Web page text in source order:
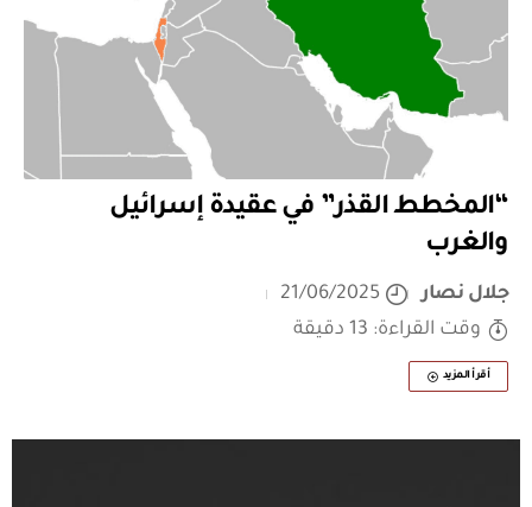
“المخطط القذر” في عقيدة إسرائيل
والغرب
جلال نصار
21/06/2025
وقت القراءة: 13 دقيقة
أقرأ المزيد